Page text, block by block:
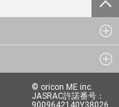
© oricon ME inc.
JASRAC許諾番号：
9009642140Y38026